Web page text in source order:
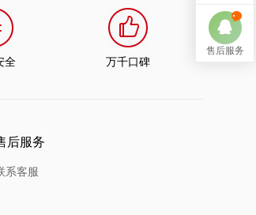
全 万千口碑
后服务
系客服
售后服务